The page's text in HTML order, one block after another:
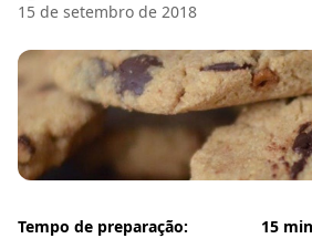
15 de setembro de 2018
Tempo de preparação:
15